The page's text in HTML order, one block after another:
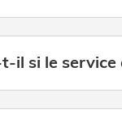
il si le